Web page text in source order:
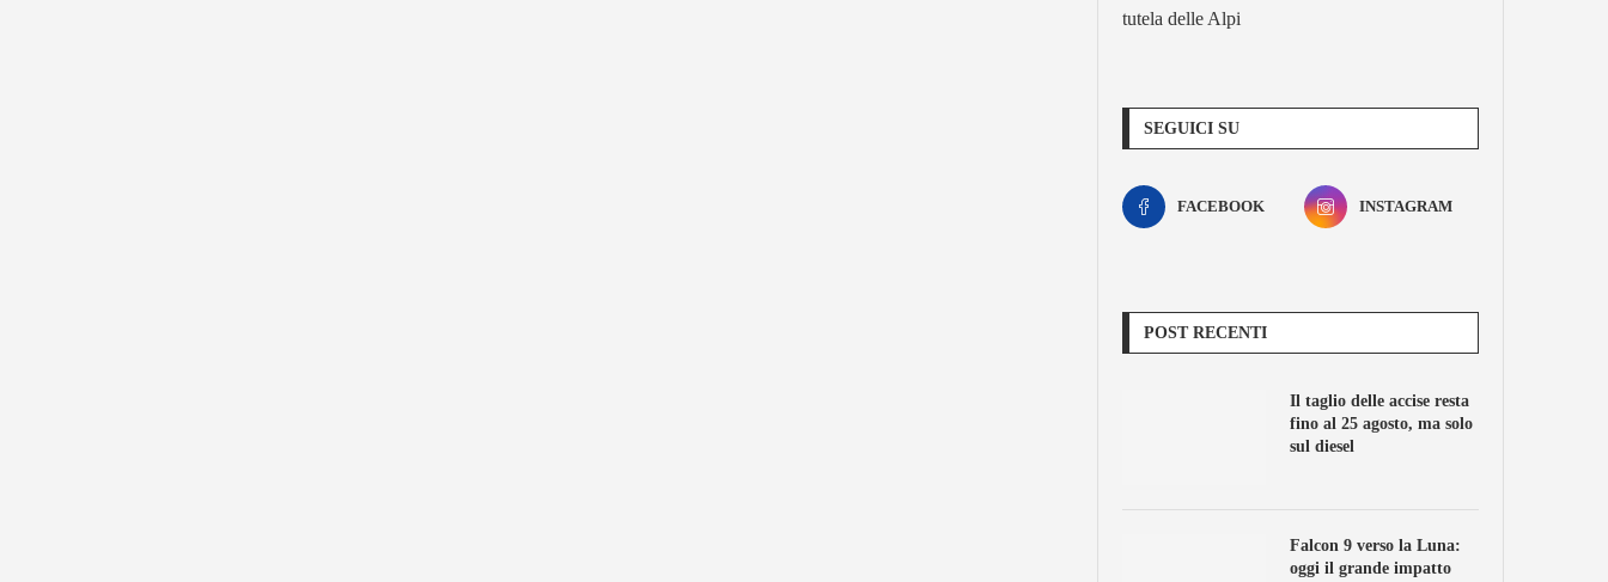
tutela delle Alpi
SEGUICI SU
FACEBOOK INSTAGRAM
POST RECENTI
Il taglio delle accise resta
fino al 25 agosto, ma solo
sul diesel
Falcon 9 verso la Luna:
oggi il grande impatto